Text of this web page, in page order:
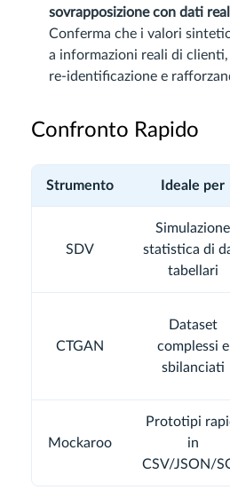
sovrapposizione con dati
Conferma che i valori
a informazioni reali di
re-identificazione e
Confronto Rapido
Strumento Ideale per
SDV
Simulazione
statistica di
tabellari
CTGAN
Dataset
complessi e
sbilanciati
Mockaroo
Prototipi
in
CSV/JSON/